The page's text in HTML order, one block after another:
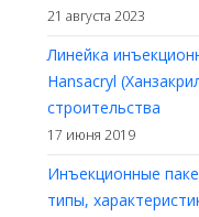
21 августа 2023
Линейка
Hansacryl
строительства
17 июня 2019
Инъекционные
типы,